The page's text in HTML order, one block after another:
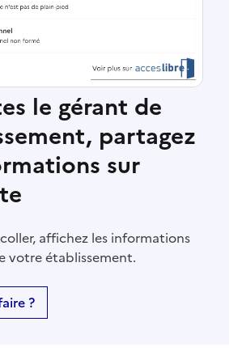
le gérant de
partagez
sur
affichez les informations
votre établissement.
?